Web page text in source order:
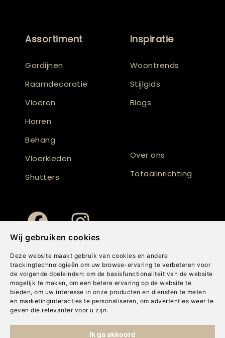
Wij gebruiken cookies
Deze website maakt gebruik van cookies en andere
trackingtechnologieën om uw browse-ervaring te verbeteren voor
de volgende doeleinden: om de basisfunctionaliteit van de website
mogelijk te maken , om een betere ervaring op de website te
bieden, om uw interesse in onze producten en diensten te meten
en marketinginteracties te personaliseren , om advertenties weer te
geven die relevanter voor u zijn.
Ik ga akkoord
Assortiment
Gordijnen
Raamdecoratie
Vloeren
Horren
Behang
Vloerkleden
Shutters
Inspiratie
Woontrends
Stijlgids
Blogs
Over ons
Totaalinrichting
Cookies